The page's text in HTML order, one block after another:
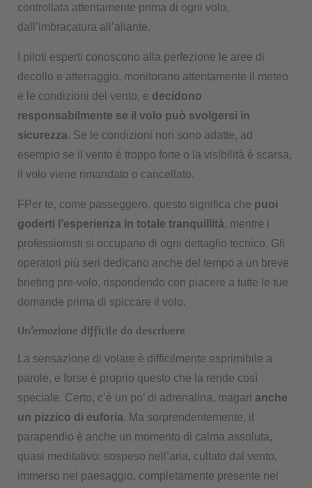
controllata attentamente prima di ogni volo,
dall’imbracatura all’aliante.
I piloti esperti conoscono alla perfezione le aree di
decollo e atterraggio, monitorano attentamente il meteo
e le condizioni del vento, e decidono
responsabilmente se il volo può svolgersi in
sicurezza. Se le condizioni non sono adatte, ad
esempio se il vento è troppo forte o la visibilità è scarsa,
il volo viene rimandato o cancellato.
FPer te, come passeggero, questo significa che puoi
goderti l’esperienza in totale tranquillità, mentre i
professionisti si occupano di ogni dettaglio tecnico. Gli
operatori più seri dedicano anche del tempo a un breve
briefing pre-volo, rispondendo con piacere a tutte le tue
domande prima di spiccare il volo.
Un’emozione difficile da descrivere
La sensazione di volare è difficilmente esprimibile a
parole, e forse è proprio questo che la rende così
speciale. Certo, c’è un po’ di adrenalina, magari anche
un pizzico di euforia. Ma sorprendentemente, il
parapendio è anche un momento di calma assoluta,
quasi meditativo: sospeso nell’aria, cullato dal vento,
immerso nel paesaggio, completamente presente nel